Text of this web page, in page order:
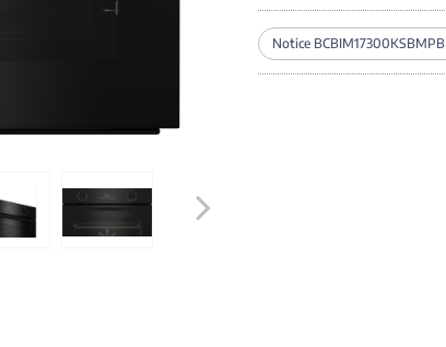
Notice BCBIM17300KSBMPB